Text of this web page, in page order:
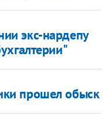
экс-нардепу
прошел обыск